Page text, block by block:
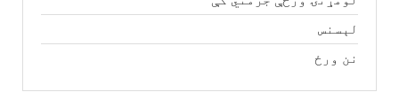
لېسنس
نن ورځ